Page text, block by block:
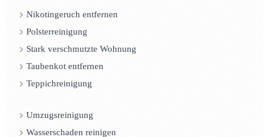
Nikotingeruch entfernen
Polsterreinigung
Stark verschmutzte Wohnung
Taubenkot entfernen
Teppichreinigung
Umzugsreinigung
Wasserschaden reinigen